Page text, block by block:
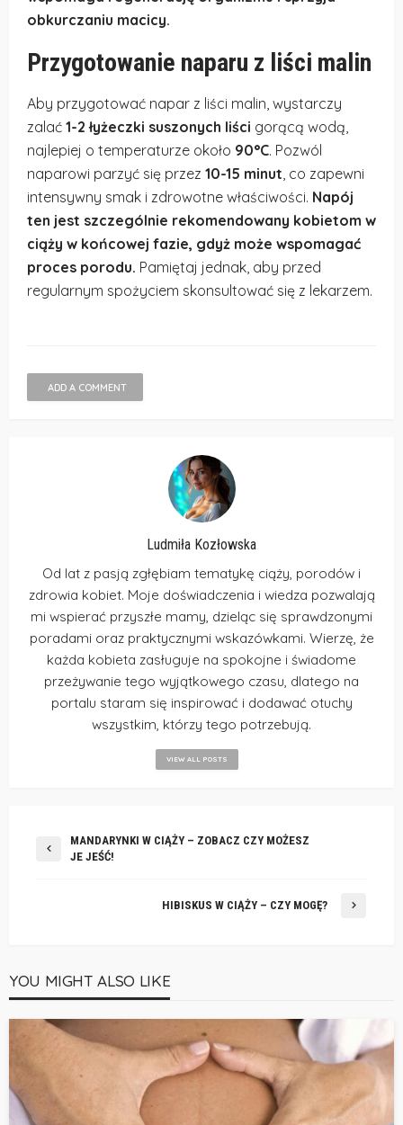
obkurczaniu macicy.
Przygotowanie naparu z liści malin
Aby przygotować napar z liści malin, wystarczy
zalać 1-2 łyżeczki suszonych liści gorącą wodą,
najlepiej o temperaturze około 90°C. Pozwól
naparowi parzyć się przez 10-15 minut, co zapewni
intensywny smak i zdrowotne właściwości. Napój
ten jest szczególnie rekomendowany kobietom w
ciąży w końcowej fazie, gdyż może wspomagać
proces porodu. Pamiętaj jednak, aby przed
regularnym spożyciem skonsultować się z lekarzem.
ADD A COMMENT
Ludmiła Kozłowska
Od lat z pasją zgłębiam tematykę ciąży, porodów i
zdrowia kobiet. Moje doświadczenia i wiedza pozwalają
mi wspierać przyszłe mamy, dzieląc się sprawdzonymi
poradami oraz praktycznymi wskazówkami. Wierzę, że
każda kobieta zasługuje na spokojne i świadome
przeżywanie tego wyjątkowego czasu, dlatego na
portalu staram się inspirować i dodawać otuchy
wszystkim, którzy tego potrzebują.
VIEW ALL POSTS
MANDARYNKI W CIĄŻY – ZOBACZ CZY MOŻESZ
JE JEŚĆ!
HIBISKUS W CIĄŻY – CZY MOGĘ?
YOU MIGHT ALSO LIKE